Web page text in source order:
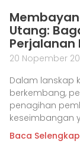
Utang:
Perjalanan
20 Nopember
Dalam lanskap
berkembang,
penagihan
keseimbangan
Baca